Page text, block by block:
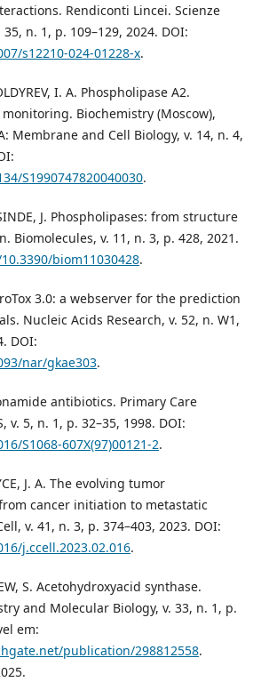
Rendiconti Lincei. Scienze
n. 1, p. 109–129, 2024. DOI:
s12210-024-01228-x.
I. A. Phospholipase A2.
Biochemistry (Moscow),
Membrane and Cell Biology, v. 14, n. 4,
S1990747820040030.
J. Phospholipases: from structure
Biomolecules, v. 11, n. 3, p. 428, 2021.
biom11030428.
3.0: a webserver for the prediction
Nucleic Acids Research, v. 52, n. W1,
DOI:
nar/gkae303.
antibiotics. Primary Care
v. 5, n. 1, p. 32–35, 1998. DOI:
S1068-607X(97)00121-2.
J. A. The evolving tumor
cancer initiation to metastatic
v. 41, n. 3, p. 374–403, 2023. DOI:
j.ccell.2023.02.016.
S. Acetohydroxyacid synthase.
and Molecular Biology, v. 33, n. 1, p.
em:
publication/298812558.